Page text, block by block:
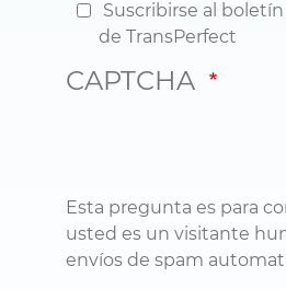
Suscribirse al
de TransPerfect
CAPTCHA
Esta pregunta es para
usted es un visitante
envíos de spam